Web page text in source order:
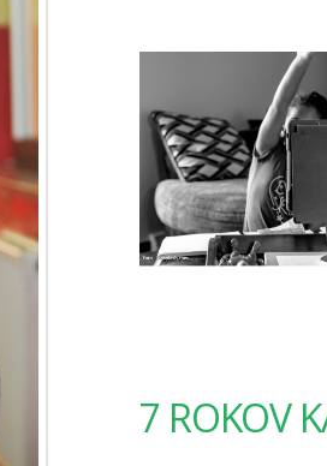
7 ROKOV